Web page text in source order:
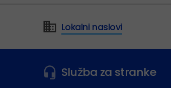
Lokalni naslovi
Služba za stranke